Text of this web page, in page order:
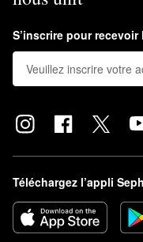
S’inscrire pour
Téléchargez l’appli